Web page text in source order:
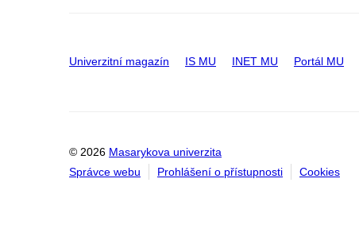
Univerzitní magazín IS MU INET MU Portál MU
© 2026 Masarykova univerzita
Správce webu
Prohlášení o přístupnosti Cookies